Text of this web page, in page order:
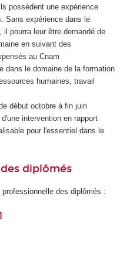
possèdent une expérience
Sans expérience dans le
pourra leur être demandé de
en suivant des
au Cnam
dans le domaine de la formation
humaines, travail
début octobre à fin juin
intervention en rapport
pour l'essentiel dans le
diplômés
des diplômés :